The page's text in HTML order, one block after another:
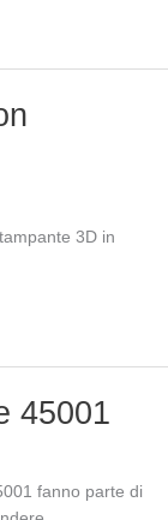
3D in
45001
fanno parte di